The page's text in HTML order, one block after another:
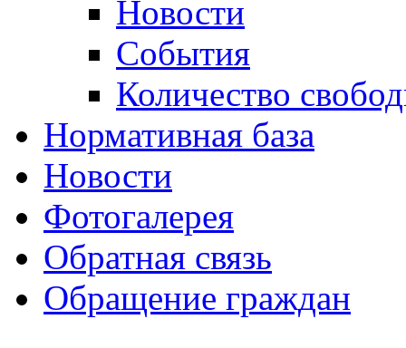
Новости
События
Количество
Нормативная база
Новости
Фотогалерея
Обратная связь
Обращение граждан